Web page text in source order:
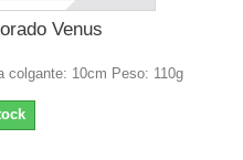
Venus
colgante: 10cm Peso: 110g